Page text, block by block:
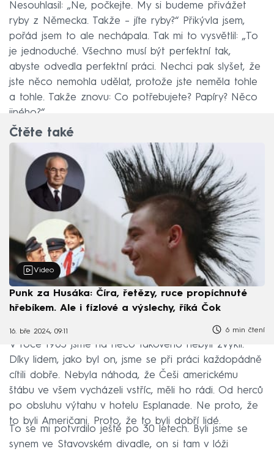
Nesouhlasil: „Ne, počkejte. My si budeme přivážet
ryby z Německa. Takže – jíte ryby?“ Přikývla jsem,
pořád jsem to ale nechápala. Tak mi to vysvětlil: „To
je jednoduché. Všechno musí být perfektní tak,
abyste odvedla perfektní práci. Nechci pak slyšet, že
jste něco nemohla udělat, protože jste neměla tohle
a tohle. Takže znovu: Co potřebujete? Papíry? Něco
jiného?“
Čtěte také
Video
Punk za Husáka: Číra, řetězy, ruce propíchnuté
hřebíkem. Ale i fízlové a výslechy, říká Čok
16. bře 2024, 09:11 6 min čtení
V roce 1983 jsme na něco takového nebyli zvyklí.
Díky lidem, jako byl on, jsme se při práci každopádně
cítili dobře. Nebyla náhoda, že Češi americkému
štábu ve všem vycházeli vstříc, měli ho rádi. Od herců
po obsluhu výtahu v hotelu Esplanade. Ne proto, že
to byli Američani. Proto, že to byli dobří lidé.
To se mi potvrdilo ještě po 30 letech. Byli jsme se
synem ve Stavovském divadle, on si tam v lóži